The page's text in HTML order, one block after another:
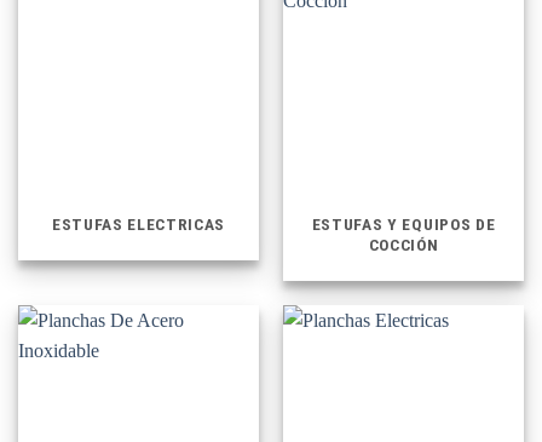
ESTUFAS ELECTRICAS
ESTUFAS Y EQUIPOS DE
COCCIÓN